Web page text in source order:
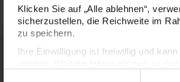
Klicken Sie auf „Alle ablehnen“,
sicherzustellen, die Reichweite im
zu speichern.
Ihre Einwilligung ist freiwillig und